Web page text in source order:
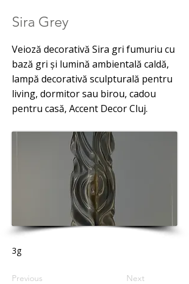
Sira Grey
Veioză decorativă Sira gri fumuriu cu
bază gri și lumină ambientală caldă,
lampă decorativă sculpturală pentru
living, dormitor sau birou, cadou
pentru casă, Accent Decor Cluj.
3g
Previous Next